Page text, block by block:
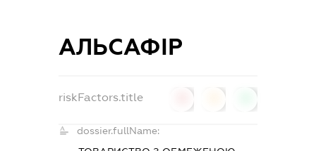
АЛЬСАФІР
riskFactors.title
dossier.fullName: